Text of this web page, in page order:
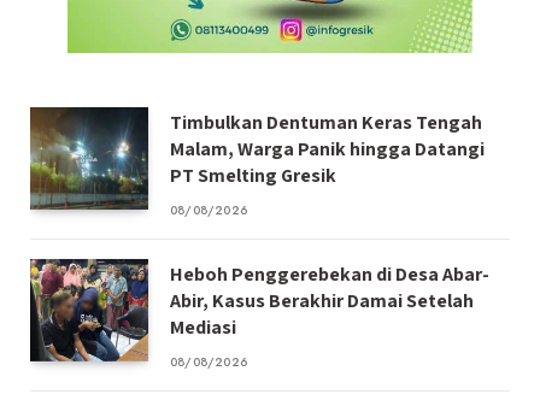
Timbulkan Dentuman Keras Tengah
Malam, Warga Panik hingga Datangi
PT Smelting Gresik
08/08/2026
Heboh Penggerebekan di Desa Abar-
Abir, Kasus Berakhir Damai Setelah
Mediasi
08/08/2026